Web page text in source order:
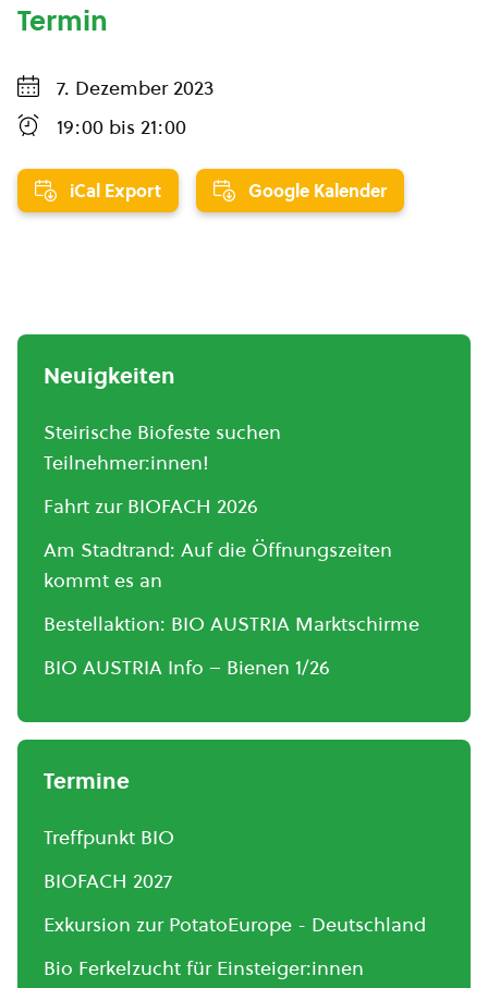
Termin
7. Dezember 2023
19:00 bis 21:00
iCal Export Google Kalender
Neuigkeiten
Steirische Biofeste suchen
Teilnehmer:innen!
Fahrt zur BIOFACH 2026
Am Stadtrand: Auf die Öffnungszeiten
kommt es an
Bestellaktion: BIO AUSTRIA Marktschirme
BIO AUSTRIA Info – Bienen 1/26
Termine
Treffpunkt BIO
BIOFACH 2027
Exkursion zur PotatoEurope - Deutschland
Bio Ferkelzucht für Einsteiger:innen